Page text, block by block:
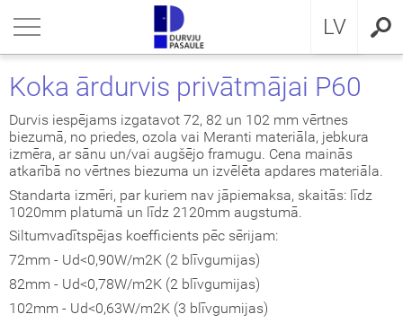
LV
RU
Koka ārdurvis privātmājai P60
Durvis iespējams izgatavot 72, 82 un 102 mm vērtnes
biezumā, no priedes, ozola vai Meranti materiāla, jebkura
izmēra, ar sānu un/vai augšējo framugu. Cena mainās
atkarībā no vērtnes biezuma un izvēlēta apdares materiāla.
Standarta izmēri, par kuriem nav jāpiemaksa, skaitās: līdz
1020mm platumā un līdz 2120mm augstumā.
Siltumvadītspējas koefficients pēc sērijam:
72mm - Ud<0,90W/m2K (2 blīvgumijas)
82mm - Ud<0,78W/m2K (2 blīvgumijas)
102mm - Ud<0,63W/m2K (3 blīvgumijas)
PRIVĀTMĀJAI
TAPETES
kolekcija
durvis dzīvoklim
ārdurvis dzīvoklim
ārdurvis ar MDF
ārdurvis
64mm
ārdurvis
GLASS
INOX
CLASSIC
MODERN
klasika
UN STANDARD durvis
kolekcija
kolekcija
politika
politika